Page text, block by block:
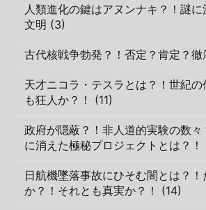
人類進化の鍵はアヌンナキ？！謎
文明 (3)
古代核戦争勃発？！否定？肯定？
天才ニコラ・テスラとは？！世紀の
も狂人か？！ (11)
政府が隠蔽？！非人道的実験の数
に消えた極秘プロジェクトとは？！
日航機墜落事故にひそむ闇とは？！
か？！それとも真実か？！ (14)